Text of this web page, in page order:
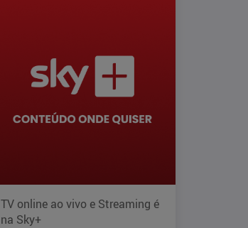
TV online ao vivo e Streaming é
na Sky+